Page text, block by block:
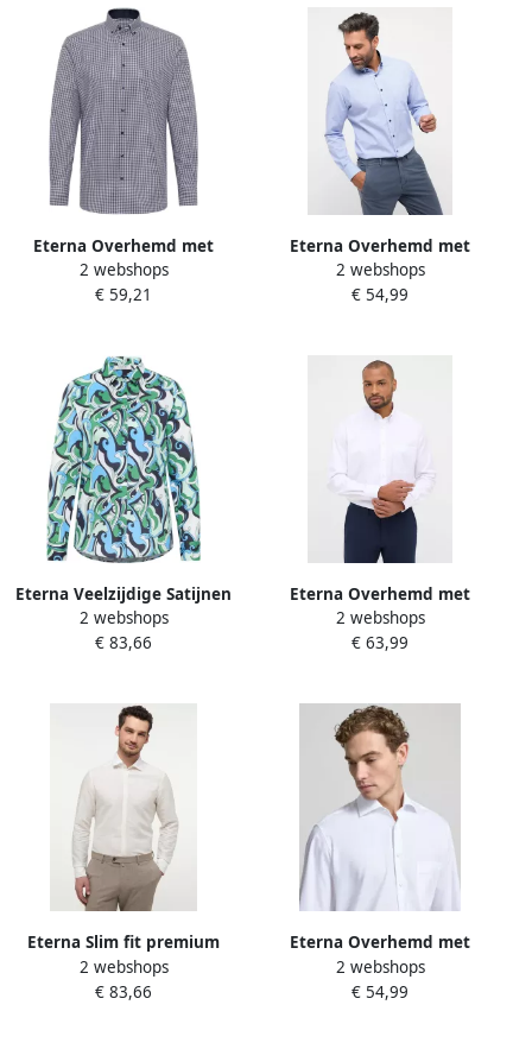
Eterna Overhemd met
lange mouwen MODERN FIT
NON IRON (strijkvrij)
2 webshops
€ 59,21
Eterna Overhemd met
lange mouwen MODERN FIT
NON IRON (strijkvrij)
2 webshops
€ 54,99
Eterna Veelzijdige Satijnen
Blouse met Highlight Print
Green Dames
2 webshops
€ 83,66
Eterna Overhemd met
lange mouwen Comfort fit
NON IRON (strijkvrij)
2 webshops
€ 63,99
Eterna Slim fit premium
shirt met premium linnen
model 'Kent'
2 webshops
€ 83,66
Eterna Overhemd met
lange mouwen Comfort fit
NON IRON (strijkvrij)
2 webshops
€ 54,99